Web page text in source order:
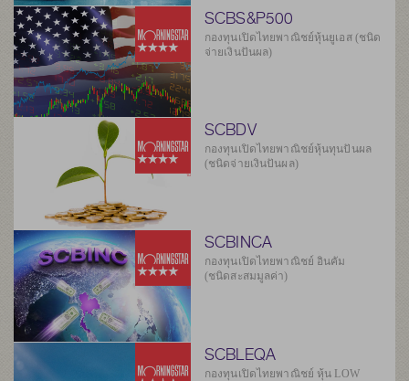
SCBS&P500
กองทุนเปิดไทยพาณิชย์หุ้นยูเอส (ชนิด
จ่ายเงินปันผล)
SCBDV
กองทุนเปิดไทยพาณิชย์หุ้นทุนปันผล
(ชนิดจ่ายเงินปันผล)
SCBINCA
กองทุนเปิดไทยพาณิชย์ อินคัม
(ชนิดสะสมมูลค่า)
SCBLEQA
กองทุนเปิดไทยพาณิชย์ หุ้น LOW